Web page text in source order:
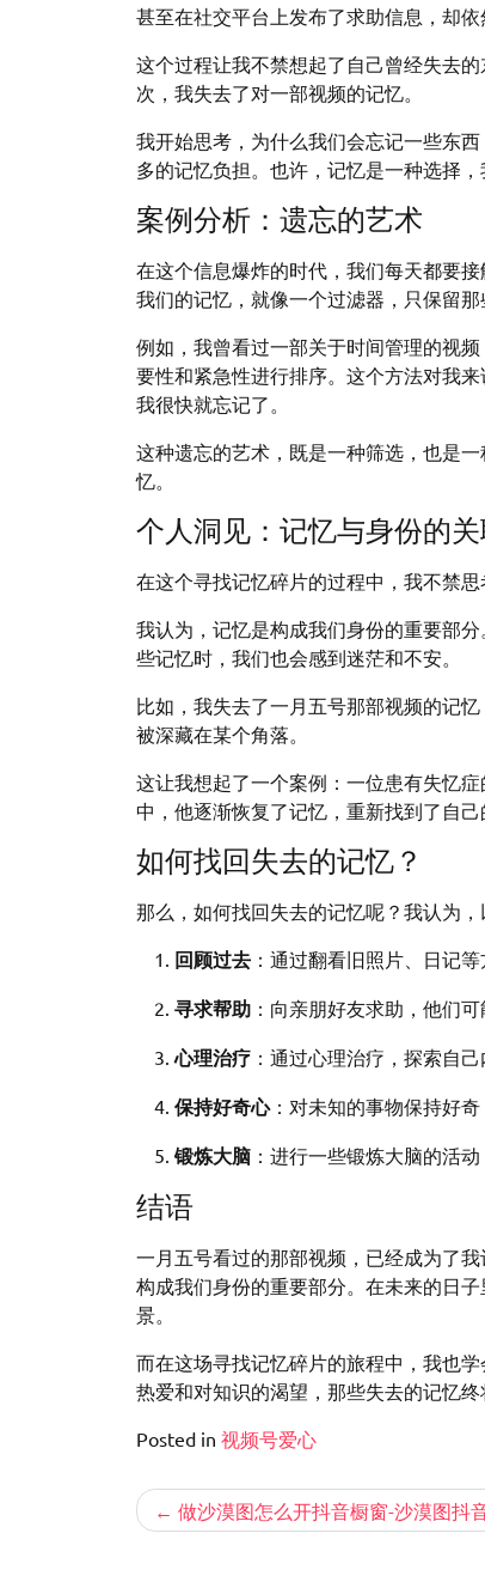
甚至在社交平台上发布了求助信息，却依
这个过程让我不禁想起了自己曾经失去
次，我失去了对一部视频的记忆。
我开始思考，为什么我们会忘记一些东
多的记忆负担。也许，记忆是一种选择
案例分析：遗忘的艺术
在这个信息爆炸的时代，我们每天都要
我们的记忆，就像一个过滤器，只保留那
例如，我曾看过一部关于时间管理的视
要性和紧急性进行排序。这个方法对我
我很快就忘记了。
这种遗忘的艺术，既是一种筛选，也是
忆。
个人洞见：记忆与身份的
在这个寻找记忆碎片的过程中，我不禁
我认为，记忆是构成我们身份的重要部
些记忆时，我们也会感到迷茫和不安。
比如，我失去了一月五号那部视频的记
被深藏在某个角落。
这让我想起了一个案例：一位患有失忆
中，他逐渐恢复了记忆，重新找到了自
如何找回失去的记忆？
那么，如何找回失去的记忆呢？我认为
回顾过去 ：通过翻看旧照片、日记
寻求帮助 ：向亲朋好友求助，他们
心理治疗 ：通过心理治疗，探索自己
保持好奇心：对未知的事物保持好奇
锻炼大脑 ：进行一些锻炼大脑的活
结语
一月五号看过的那部视频，已经成为了
构成我们身份的重要部分。在未来的日
景。
而在这场寻找记忆碎片的旅程中，我也
热爱和对知识的渴望，那些失去的记忆终
Posted in 视频号爱心
文 做沙漠图怎么开抖音橱窗-沙漠图抖